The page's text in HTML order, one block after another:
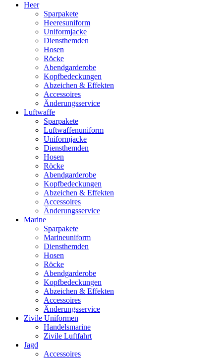
Heer
Sparpakete
Heeresuniform
Uniformjacke
Diensthemden
Hosen
Röcke
Abendgarderobe
Kopfbedeckungen
Abzeichen & Effekten
Accessoires
Änderungsservice
Luftwaffe
Sparpakete
Luftwaffenuniform
Uniformjacke
Diensthemden
Hosen
Röcke
Abendgarderobe
Kopfbedeckungen
Abzeichen & Effekten
Accessoires
Änderungsservice
Marine
Sparpakete
Marineuniform
Diensthemden
Hosen
Röcke
Abendgarderobe
Kopfbedeckungen
Abzeichen & Effekten
Accessoires
Änderungsservice
Zivile Uniformen
Handelsmarine
Zivile Luftfahrt
Jagd
Accessoires